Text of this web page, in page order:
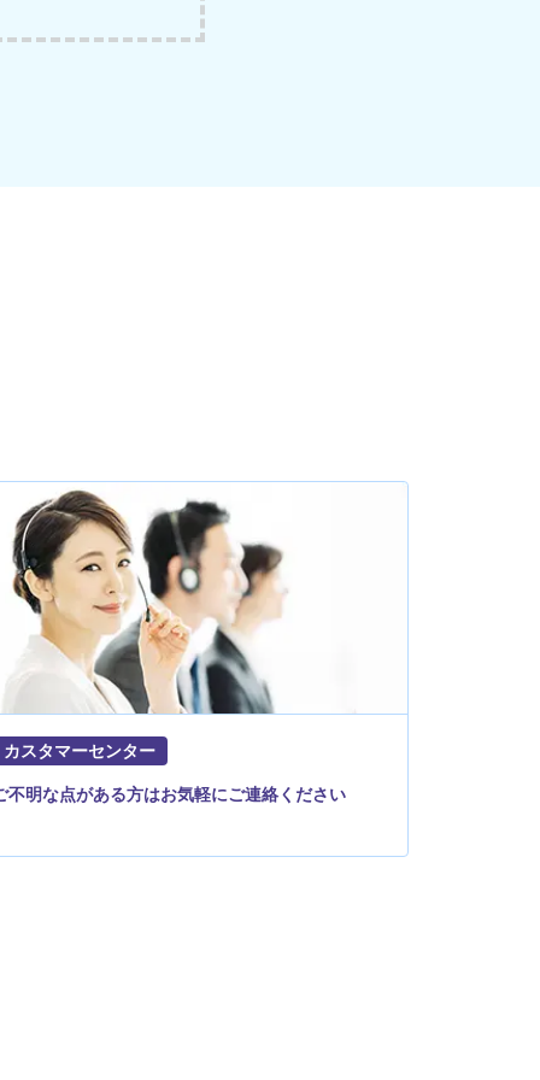
カスタマーセンター
不明な点がある方はお気軽にご連絡ください